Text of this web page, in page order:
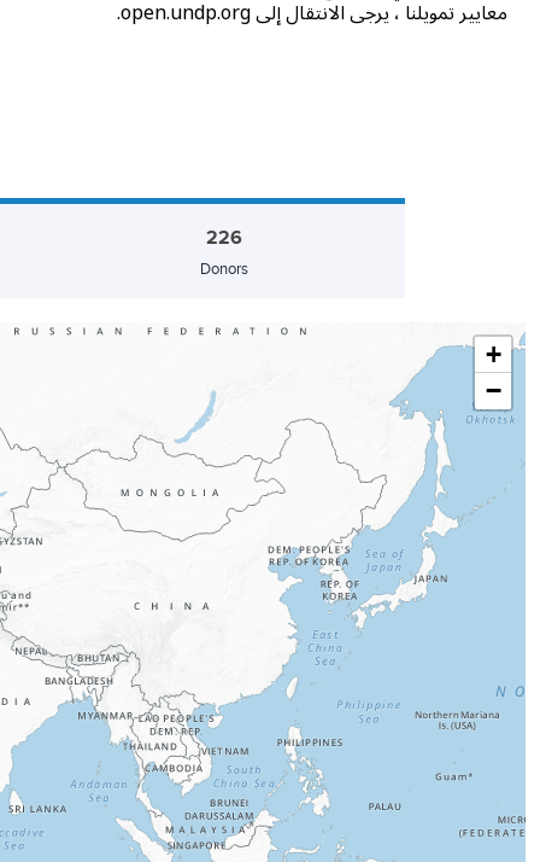
معايير تمويلنا ، يرجى الانتقال إلى open.undp.org.